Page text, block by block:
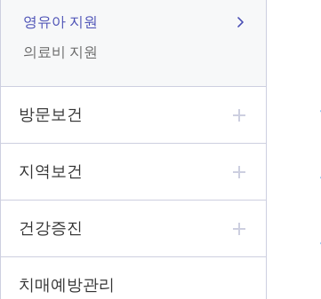
영유아 지원
의료비 지원
방문보건
지역보건
건강증진
치매예방관리